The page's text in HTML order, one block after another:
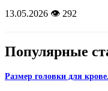
13.05.2026 👁️ 292
Популярные
Размер головки для